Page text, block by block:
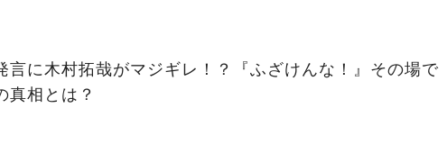
言に木村拓哉がマジギレ！？『ふざけんな！』その場で
真相とは？